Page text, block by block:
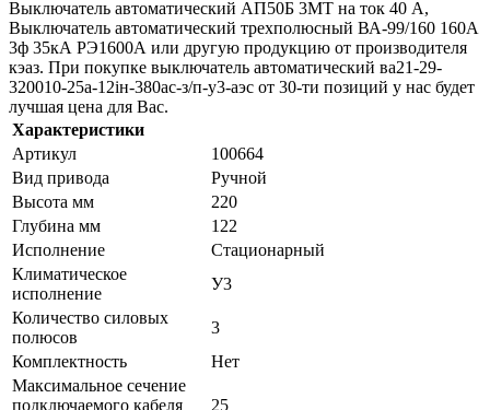
Выключатель автоматический АП50Б 3МТ на ток 40 A,
Выключатель автоматический трехполюсный ВА-99/160 160А
3ф 35кА РЭ1600А или другую продукцию от производителя
кэаз. При покупке выключатель автоматический ва21-29-
320010-25а-12iн-380ac-з/п-у3-аэс от 30-ти позиций у нас будет
лучшая цена для Вас.
Характеристики
Артикул
100664
Вид привода
Ручной
Высота мм
220
Глубина мм
122
Исполнение
Стационарный
Климатическое
исполнение
У3
Количество силовых
полюсов
3
Комплектность
Нет
Максимальное сечение
подключаемого кабеля
25